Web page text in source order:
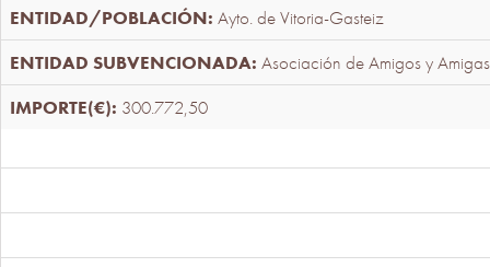
Ayto. de Vitoria-Gasteiz
Asociación de Amigos y
300.772,50